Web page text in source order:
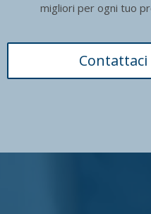
migliori per ogni tuo
Contattaci